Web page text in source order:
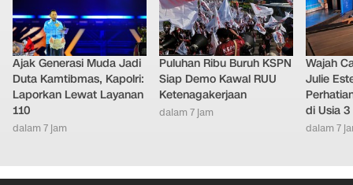
Ajak Generasi Muda Jadi
Duta Kamtibmas, Kapolri:
Laporkan Lewat Layanan
110
dalam 7 jam
Puluhan Ribu Buruh KSPN
Siap Demo Kawal RUU
Ketenagakerjaan
dalam 7 jam
Wajah
Julie
di Usia 3
dalam 7